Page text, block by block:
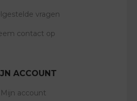
vragen
contact op
ACCOUNT
Mijn account